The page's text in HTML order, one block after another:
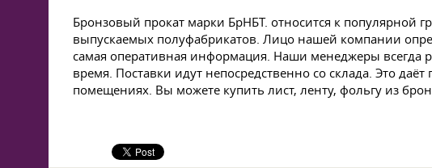
Бронзовый прокат марки БрНБТ. относится к популярной
выпускаемых полуфабрикатов. Лицо нашей компании
самая оперативная информация. Наши менеджеры всегда
время. Поставки идут непосредственно со склада. Это
помещениях. Вы можете купить лист, ленту, фольгу из